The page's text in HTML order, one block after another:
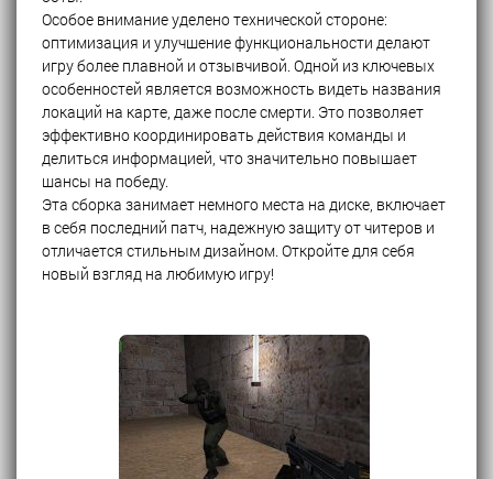
Особое внимание уделено технической стороне:
оптимизация и улучшение функциональности делают
игру более плавной и отзывчивой. Одной из ключевых
особенностей является возможность видеть названия
локаций на карте, даже после смерти. Это позволяет
эффективно координировать действия команды и
делиться информацией, что значительно повышает
шансы на победу.
Эта сборка занимает немного места на диске, включает
в себя последний патч, надежную защиту от читеров и
отличается стильным дизайном. Откройте для себя
новый взгляд на любимую игру!